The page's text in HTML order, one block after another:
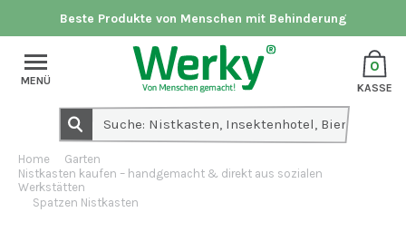
Beste Produkte von Menschen mit Behinderung
0
KASSE
MENÜ
Home
Garten
Nistkasten kaufen – handgemacht & direkt aus sozialen
Werkstätten
Spatzen Nistkasten